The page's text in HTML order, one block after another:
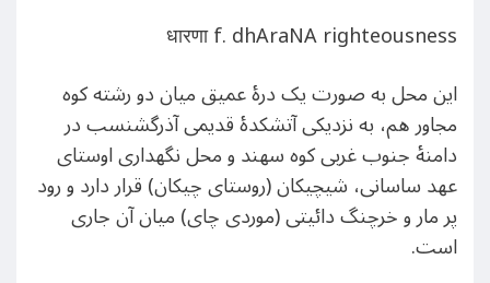
धारणा f. dhAraNA righteousness
این محل به صورت یک درۀ عمیق میان دو رشته کوه
مجاور هم، به نزدیکی آتشکدۀ قدیمی آذرگشنسب در
دامنۀ جنوب غربی کوه سهند و محل نگهداری اوستای
عهد ساسانی، شیچیکان (روستای چیکان) قرار دارد و رود
پر مار و خرچنگ دائیتی (موردی چای) میان آن جاری
است.